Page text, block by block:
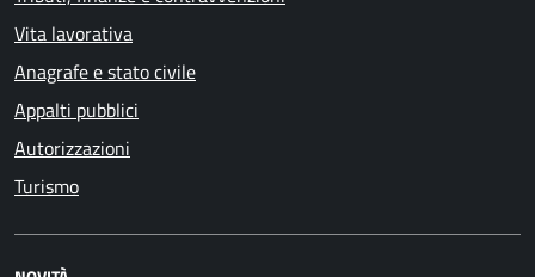
Vita lavorativa
Anagrafe e stato civile
Appalti pubblici
Autorizzazioni
Turismo